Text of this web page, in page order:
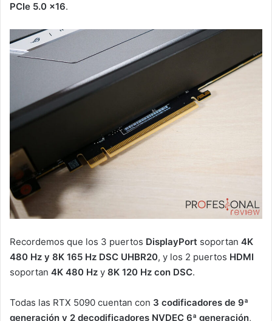
PCIe 5.0 x16.
Recordemos que los 3 puertos DisplayPort soportan 4K
480 Hz y 8K 165 Hz DSC UHBR20, y los 2 puertos HDMI
soportan 4K 480 Hz y 8K 120 Hz con DSC.
Todas las RTX 5090 cuentan con 3 codificadores de 9ª
generación y 2 decodificadores NVDEC 6ª generación,